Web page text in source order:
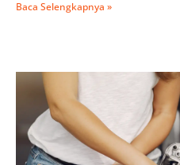
Baca Selengkapnya »